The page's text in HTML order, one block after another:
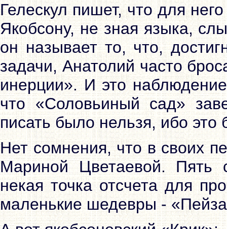
Гелескул пишет, что для
Якобсону, не зная языка,
он называет то, что,
задачи, Анатолий часто
инерции». И это
что «Соловьиный сад»
писать было нельзя, ибо это
Нет сомнения, что в своих
Мариной Цветаевой. Пять
некая точка отсчета для
маленькие шедевры -